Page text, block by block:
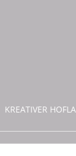
KREATIVER